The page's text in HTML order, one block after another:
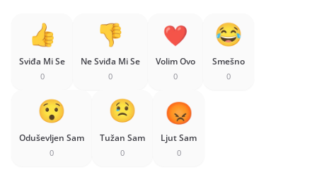
Sviđa Mi Se
0
Ne Sviđa Mi Se
0
Volim Ovo
0
Smešno
0
Oduševljen Sam
0
Tužan Sam
0
Ljut Sam
0